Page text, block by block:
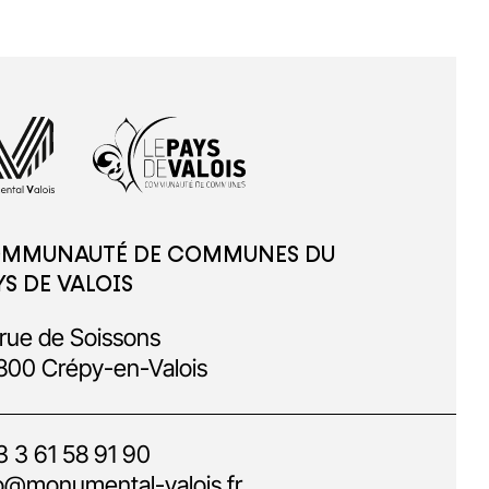
DE COMMUNES DU
DE VALOIS
de Soissons
Crépy-en-Valois
3 61 58 91 90